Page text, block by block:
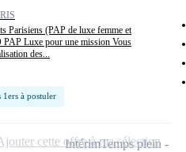
Parisiens (PAP de luxe femme et
Luxe pour une mission Vous
des...
1ers à postuler
IntérimTemps plein
cette offre à ma sélection